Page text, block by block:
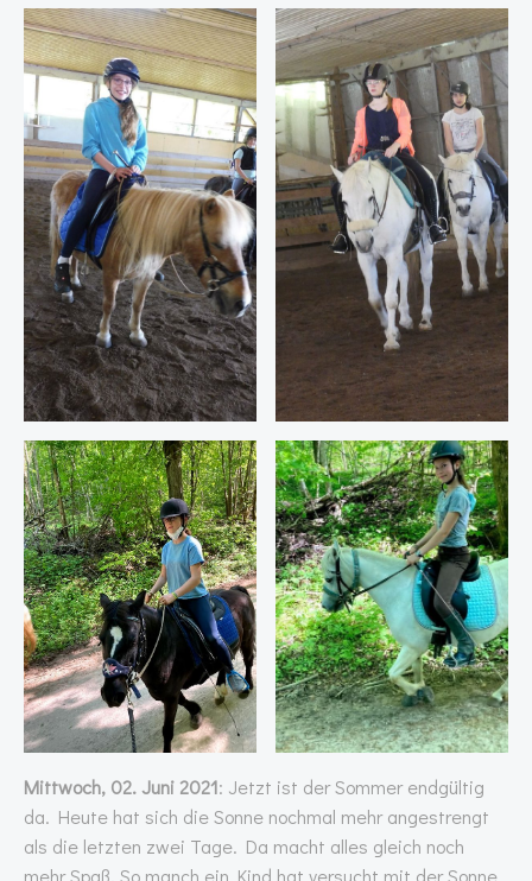
Mittwoch, 02. Juni 2021: Jetzt ist der Sommer endgültig
da. Heute hat sich die Sonne nochmal mehr angestrengt
als die letzten zwei Tage. Da macht alles gleich noch
mehr Spaß. So manch ein Kind hat versucht mit der Sonne